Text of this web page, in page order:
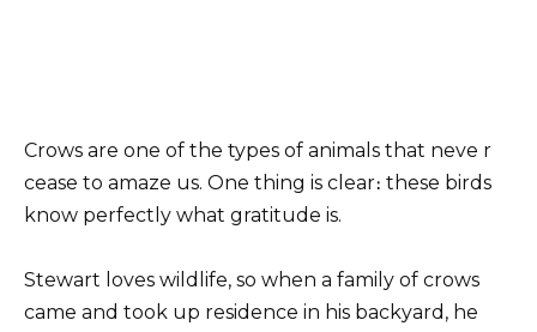
Crows are one of the types of animals that neve r
cease to amaze us. One thing is clear։ these birds
know perfectly what gratitude is.
Stewart loves wildlife, so when a family of crows
came and took up residence in his backyard, he